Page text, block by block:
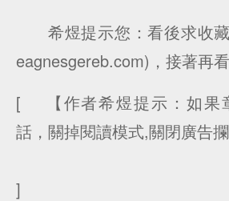
希煜提示您：看後求收
eagnesgereb.com)，接著再看
[ 【作者希煜提示：如果
話，關掉閱讀模式,關閉廣告攔
]